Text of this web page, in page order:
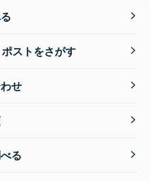
ストをさがす
せ
る